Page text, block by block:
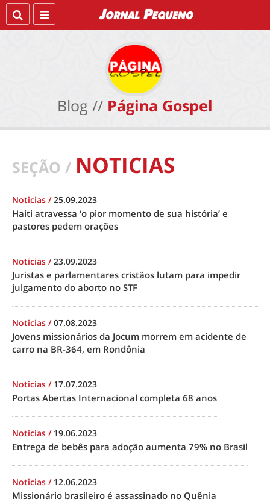
Blog // Página Gospel
SEÇÃO / NOTICIAS
Noticias /25.09.2023
Haiti atravessa ‘o pior momento de sua história’ e
pastores pedem orações
Noticias /23.09.2023
Juristas e parlamentares cristãos lutam para impedir
julgamento do aborto no STF
Noticias /07.08.2023
Jovens missionários da Jocum morrem em acidente de
carro na BR-364, em Rondônia
Noticias / 17.07.2023
Portas Abertas Internacional completa 68 anos
Noticias / 19.06.2023
Entrega de bebês para adoção aumenta 79% no Brasil
Noticias / 12.06.2023
Missionário brasileiro é assassinado no Quênia